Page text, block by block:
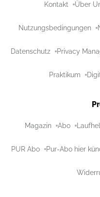
Kontakt Über
Nutzungsbedingungen
Datenschutz Privacy
Praktikum
Magazin Abo
PUR Abo Pur-Abo hier